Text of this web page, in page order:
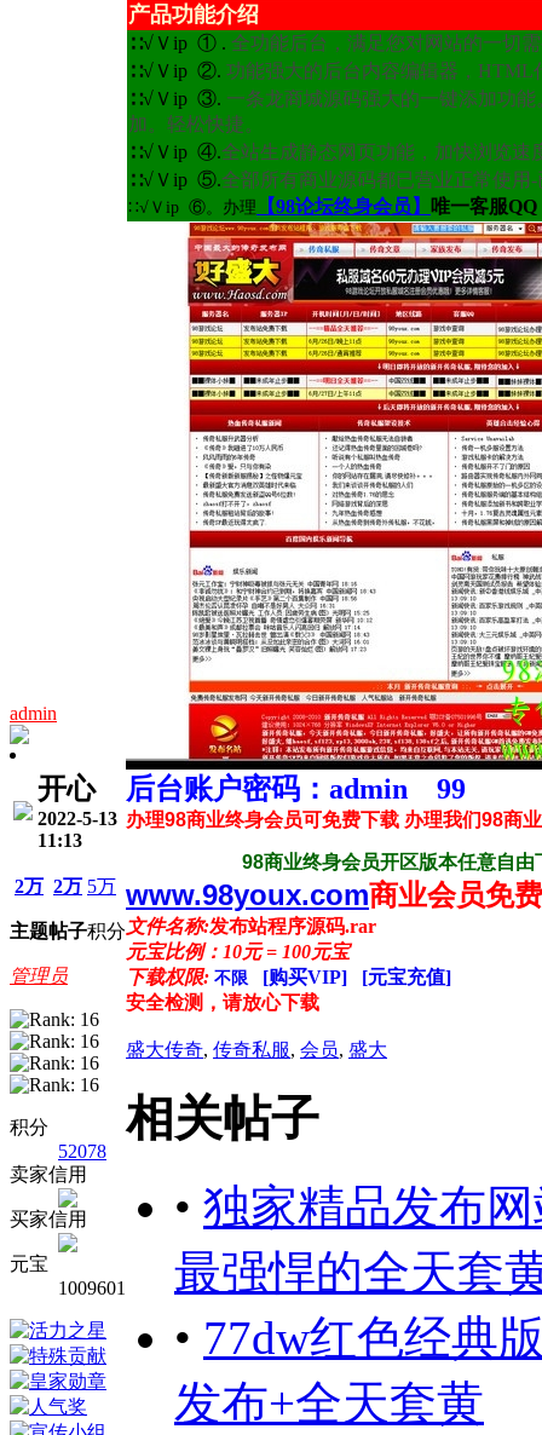
admin
开心
2022-5-13
11:13
2万
主题
2万
帖子
5万
积分
管理员
积分
52078
卖家信用
买家信用
元宝
1009601
产品功能介绍
∷√Ｖip ① . 全功能后台，满足您对网站的一切
∷√Ｖip ②. 功能强大的后台内容编辑器，
∷√Ｖip ③. 一条龙商城源码强大的一键添加功
加。轻松快捷。
∷√Ｖip ④.全站生成静态网页功能，加快浏览速
∷√Ｖip ⑤.全部所有商业源码都已营业正常使用
∷√Ｖip ⑥。办理 【98论坛终身会员】 唯一客服QQ
后台账户密码：admin 99
办理98商业终身会员可免费下载 办理我们98商
98商业终身会员开区版本任意自由下载
www.98youx.com商业会员免
文件名称:发布站程序源码.rar
元宝比例：10元 = 100元宝
下载权限: 不限 [购买VIP]
[元宝充值]
安全检测，请放心下载
盛大传奇, 传奇私服, 会员, 盛大
相关帖子
• 独家精品发布
最强悍的全天套
• 77dw红色经典
发布+全天套黄